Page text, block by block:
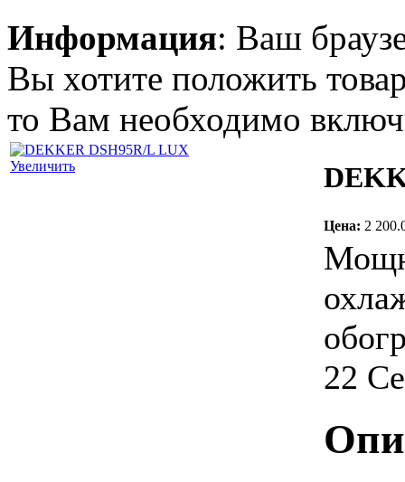
95.00 грн.
SATURN ST-24HR
Bio
Информация: Ваш
Вы хотите положить
то Вам необходимо
Увеличить
Цена: 2
22